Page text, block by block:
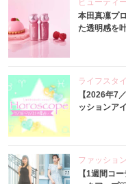
ビューティー
本田真凜プ
た透明感を
ライフスタ
【2026年7
ッションア
ファッション
【1週間コ